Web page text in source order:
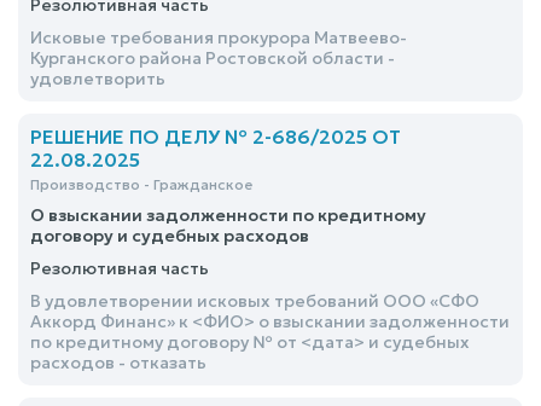
Резолютивная часть
Исковые требования прокурора Матвеево-
Курганского района Ростовской области -
удовлетворить
РЕШЕНИЕ ПО ДЕЛУ № 2-686/2025 ОТ
22.08.2025
Производство - Гражданское
О взыскании задолженности по кредитному
договору и судебных расходов
Резолютивная часть
В удовлетворении исковых требований ООО «СФО
Аккорд Финанс» к <ФИО> о взыскании задолженности
по кредитному договору № от <дата> и судебных
расходов - отказать